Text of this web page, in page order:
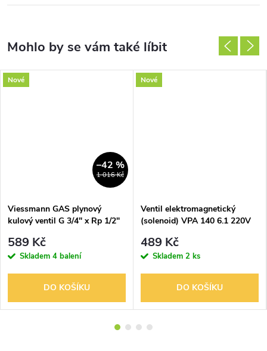
Nové
1 016 Kč
–42 %
Viessmann GAS plynový
kulový ventil G 3/4" x Rp 1/2"
589 Kč
Skladem 4 balení
DO KOŠÍKU
Nové
Ventil elektromagnetický
(solenoid) VPA 140 6.1 220V
489 Kč
Skladem 2 ks
DO KOŠÍKU